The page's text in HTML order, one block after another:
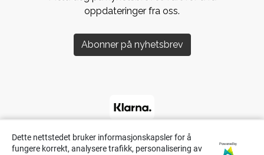
oppdateringer fra oss.
Abonner på nyhetsbrev
Dette nettstedet bruker informasjonskapsler for å
fungere korrekt, analysere trafikk, personalisering av
Powered by